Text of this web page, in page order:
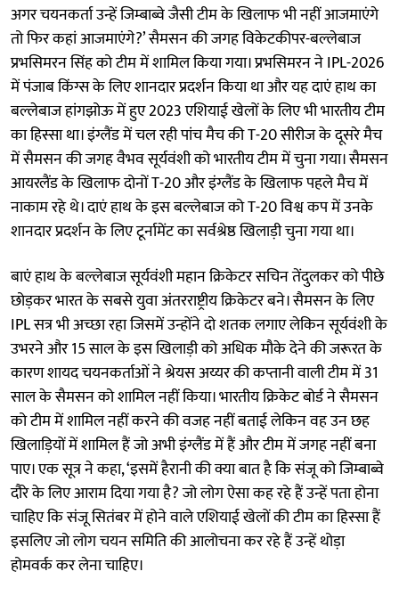
अगर चयनकर्ता उन्हें जिम्बाब्वे जैसी टीम के खिलाफ भी नहीं आजमाएंगे
तो फिर कहां आजमाएंगे?’ सैमसन की जगह विकेटकीपर-बल्लेबाज
प्रभसिमरन सिंह को टीम में शामिल किया गया। प्रभसिमरन ने IPL-2026
में पंजाब किंग्स के लिए शानदार प्रदर्शन किया था और यह दाएं हाथ का
बल्लेबाज हांगझोऊ में हुए 2023 एशियाई खेलों के लिए भी भारतीय टीम
का हिस्सा था। इंग्लैंड में चल रही पांच मैच की T-20 सीरीज के दूसरे मैच
में सैमसन की जगह वैभव सूर्यवंशी को भारतीय टीम में चुना गया। सैमसन
आयरलैंड के खिलाफ दोनों T-20 और इंग्लैंड के खिलाफ पहले मैच में
नाकाम रहे थे। दाएं हाथ के इस बल्लेबाज को T-20 विश्व कप में उनके
शानदार प्रदर्शन के लिए टूर्नामेंट का सर्वश्रेष्ठ खिलाड़ी चुना गया था।
बाएं हाथ के बल्लेबाज सूर्यवंशी महान क्रिकेटर सचिन तेंदुलकर को पीछे
छोड़कर भारत के सबसे युवा अंतरराष्ट्रीय क्रिकेटर बने। सैमसन के लिए
IPL सत्र भी अच्छा रहा जिसमें उन्होंने दो शतक लगाए लेकिन सूर्यवंशी के
उभरने और 15 साल के इस खिलाड़ी को अधिक मौके देने की जरूरत के
कारण शायद चयनकर्ताओं ने श्रेयस अय्यर की कप्तानी वाली टीम में 31
साल के सैमसन को शामिल नहीं किया। भारतीय क्रिकेट बोर्ड ने सैमसन
को टीम में शामिल नहीं करने की वजह नहीं बताई लेकिन वह उन छह
खिलाड़ियों में शामिल हैं जो अभी इंग्लैंड में हैं और टीम में जगह नहीं बना
पाए। एक सूत्र ने कहा, ‘इसमें हैरानी की क्या बात है कि संजू को जिम्बाब्वे
दौरे के लिए आराम दिया गया है? जो लोग ऐसा कह रहे हैं उन्हें पता होना
चाहिए कि संजू सितंबर में होने वाले एशियाई खेलों की टीम का हिस्सा हैं
इसलिए जो लोग चयन समिति की आलोचना कर रहे हैं उन्हें थोड़ा
होमवर्क कर लेना चाहिए।